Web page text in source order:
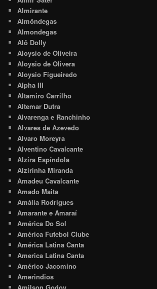
Almirante
Almôndegas
Almondegas
Alô Dolly
Aloysio de Oliveira
Aloysio de Olivera
Aloysio Figueiredo
Alpha III
Altamiro Carrilho
Altemar Dutra
Alvarenga e Ranchinho
Alvares de Azevedo
Alvaro Moreyra
Alventino Cavalcante
Alzira Espíndola
Alzirinha Miranda
Amadeu Cavalcante
Amado Maita
Amália Rodrigues
Amarante e Amaraí
América Do Sol
América Futebol Clube
América Latina Canta
America Latina Canta
Américo Jacomino
Amerindios
Amilson Godoy